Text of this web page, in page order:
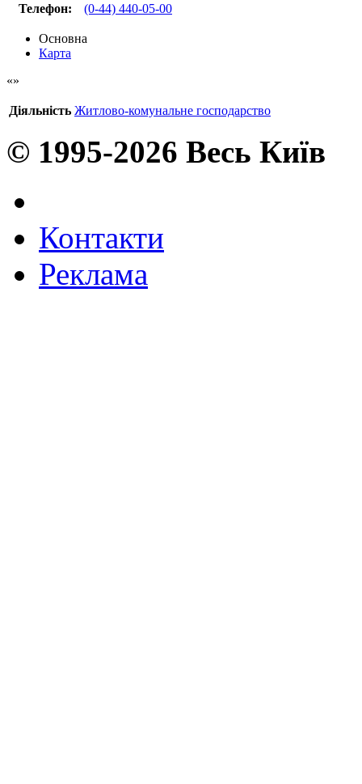
Телефон:
(0-44) 440-05-00
Основна
Карта
Діяльність Житлово-комунальне господарство
© 1995-2026 Весь Київ
Контакти
Реклама